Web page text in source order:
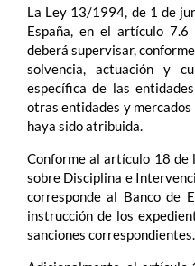
La Ley 13/1994, de 1 de
España, en el artículo 7.6
deberá supervisar,
solvencia, actuación y
específica de las
otras entidades y
haya sido atribuida.
Conforme al artículo 18
sobre Disciplina e
corresponde al Banco de
instrucción de los
sanciones correspondientes.